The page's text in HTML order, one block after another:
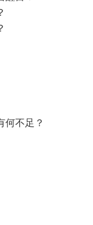
何不足？